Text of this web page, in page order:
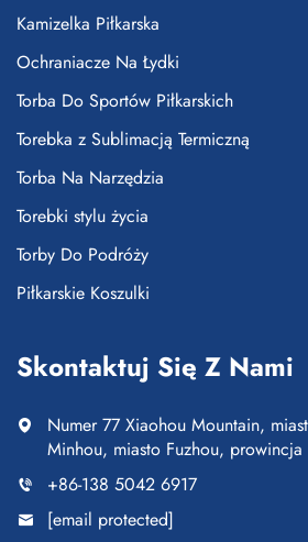
Kamizelka Piłkarska
Ochraniacze Na Łydki
Torba Do Sportów Piłkarskich
Torebka z Sublimacją Termiczną
Torba Na Narzędzia
Torebki stylu życia
Torby Do Podróży
Piłkarskie Koszulki
Skontaktuj Się Z Nami
Numer 77 Xiaohou Mountain,
Minhou, miasto Fuzhou, prowincja
+86-138 5042 6917
[email protected]